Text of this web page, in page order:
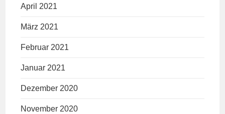
April 2021
März 2021
Februar 2021
Januar 2021
Dezember 2020
November 2020